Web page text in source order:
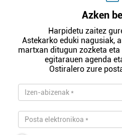
Azken
Harpidetu zaitez
Astekarko eduki nagusiak,
martxan ditugun zozketa
egitarauen agenda
Ostiralero zure